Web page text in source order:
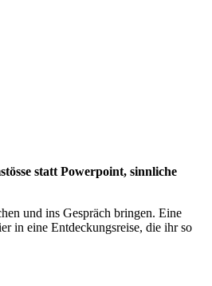
statt Powerpoint, sinnliche
und ins Gespräch bringen. Eine
in eine Entdeckungsreise, die ihr so